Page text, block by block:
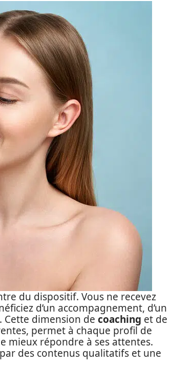
du dispositif. Vous ne recevez
d’un accompagnement, d’un
Cette dimension de coaching et de
permet à chaque profil de
mieux répondre à ses attentes.
des contenus qualitatifs et une